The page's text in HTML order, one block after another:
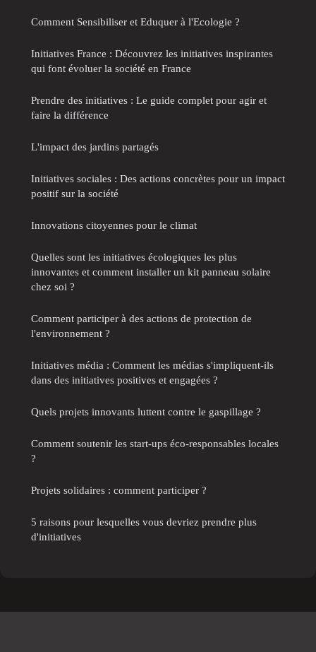
Comment Sensibiliser et Eduquer à l'Ecologie ?
Initiatives France : Découvrez les initiatives inspirantes
qui font évoluer la société en France
Prendre des initiatives : Le guide complet pour agir et
faire la différence
L'impact des jardins partagés
Initiatives sociales : Des actions concrètes pour un impact
positif sur la société
Innovations citoyennes pour le climat
Quelles sont les initiatives écologiques les plus
innovantes et comment installer un kit panneau solaire
chez soi ?
Comment participer à des actions de protection de
l'environnement ?
Initiatives média : Comment les médias s'impliquent-ils
dans des initiatives positives et engagées ?
Quels projets innovants luttent contre le gaspillage ?
Comment soutenir les start-ups éco-responsables locales
?
Projets solidaires : comment participer ?
5 raisons pour lesquelles vous devriez prendre plus
d'initiatives